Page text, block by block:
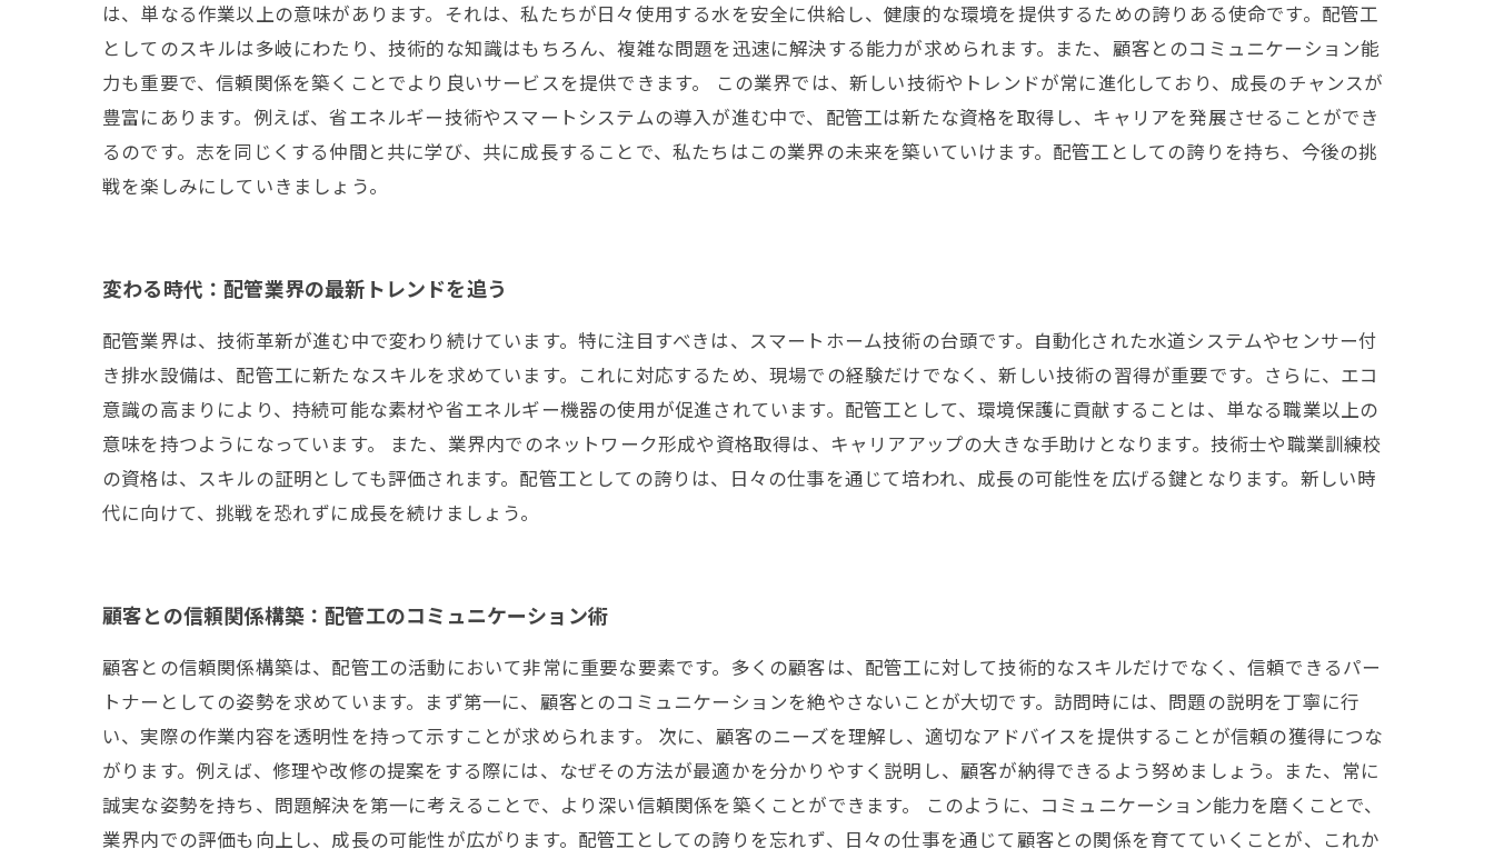
は、単なる作業以上の意味があります。それは、私たちが日々使用する水を安全に供給し、健康的な環境を提供するための誇りある使命です。配管工
としてのスキルは多岐にわたり、技術的な知識はもちろん、複雑な問題を迅速に解決する能力が求められます。また、顧客とのコミュニケーション能
力も重要で、信頼関係を築くことでより良いサービスを提供できます。 この業界では、新しい技術やトレンドが常に進化しており、成長のチャンスが
豊富にあります。例えば、省エネルギー技術やスマートシステムの導入が進む中で、配管工は新たな資格を取得し、キャリアを発展させることができ
るのです。志を同じくする仲間と共に学び、共に成長することで、私たちはこの業界の未来を築いていけます。配管工としての誇りを持ち、今後の挑
戦を楽しみにしていきましょう。
変わる時代：配管業界の最新トレンドを追う
配管業界は、技術革新が進む中で変わり続けています。特に注目すべきは、スマートホーム技術の台頭です。自動化された水道システムやセンサー付
き排水設備は、配管工に新たなスキルを求めています。これに対応するため、現場での経験だけでなく、新しい技術の習得が重要です。さらに、エコ
意識の高まりにより、持続可能な素材や省エネルギー機器の使用が促進されています。配管工として、環境保護に貢献することは、単なる職業以上の
意味を持つようになっています。 また、業界内でのネットワーク形成や資格取得は、キャリアアップの大きな手助けとなります。技術士や職業訓練校
の資格は、スキルの証明としても評価されます。配管工としての誇りは、日々の仕事を通じて培われ、成長の可能性を広げる鍵となります。新しい時
代に向けて、挑戦を恐れずに成長を続けましょう。
顧客との信頼関係構築：配管工のコミュニケーション術
顧客との信頼関係構築は、配管工の活動において非常に重要な要素です。多くの顧客は、配管工に対して技術的なスキルだけでなく、信頼できるパー
トナーとしての姿勢を求めています。まず第一に、顧客とのコミュニケーションを絶やさないことが大切です。訪問時には、問題の説明を丁寧に行
い、実際の作業内容を透明性を持って示すことが求められます。 次に、顧客のニーズを理解し、適切なアドバイスを提供することが信頼の獲得につな
がります。例えば、修理や改修の提案をする際には、なぜその方法が最適かを分かりやすく説明し、顧客が納得できるよう努めましょう。また、常に
誠実な姿勢を持ち、問題解決を第一に考えることで、より深い信頼関係を築くことができます。 このように、コミュニケーション能力を磨くことで、
業界内での評価も向上し、成長の可能性が広がります。配管工としての誇りを忘れず、日々の仕事を通じて顧客との関係を育てていくことが、これか